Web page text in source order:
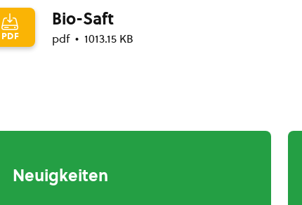
PDF
Bio-Saft
pdf 1013.15 KB
Neuigkeiten